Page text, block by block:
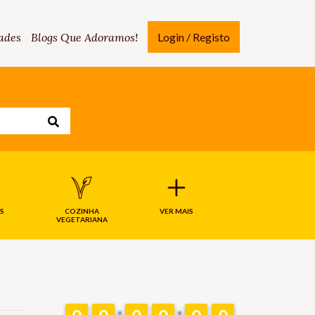
Blogs Que Adoramos! Login / Registo
COZINHA
VEGETARIANA
VER MAIS